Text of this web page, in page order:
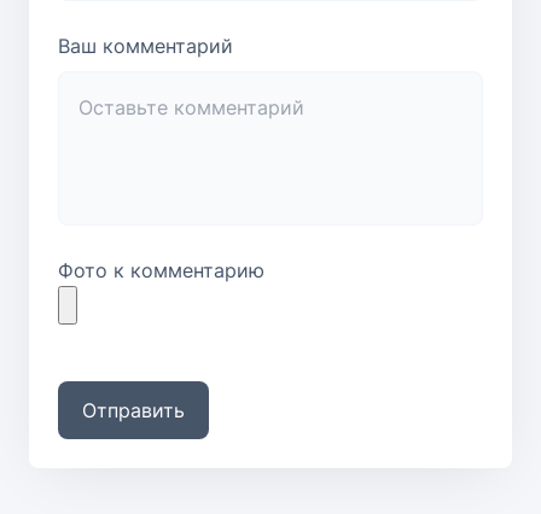
Ваш комментарий
Фото к комментарию
Отправить